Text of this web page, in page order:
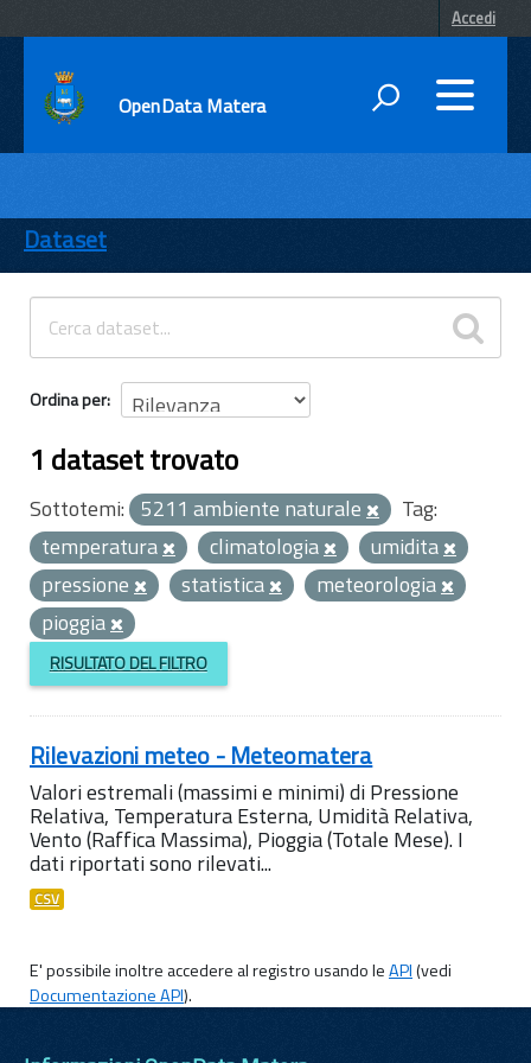
Accedi
OpenData Matera
ENTI
TEMI
INFORMAZIONI
Dataset
Ordina per
1 dataset trovato
Sottotemi: 5211 ambiente naturale
Tag:
temperatura
climatologia
umidita
pressione
statistica
meteorologia
pioggia
RISULTATO DEL FILTRO
Rilevazioni meteo - Meteomatera
Valori estremali (massimi e minimi) di Pressione
Relativa, Temperatura Esterna, Umidità Relativa,
Vento (Raffica Massima), Pioggia (Totale Mese). I
dati riportati sono rilevati...
CSV
E' possibile inoltre accedere al registro usando leAPI(vedi
Documentazione API).